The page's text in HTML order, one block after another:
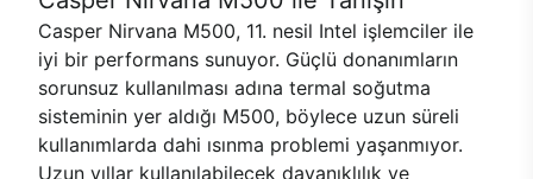
Casper Nirvana M500, 11. nesil Intel işlemciler ile
iyi bir performans sunuyor. Güçlü donanımların
sorunsuz kullanılması adına termal soğutma
sisteminin yer aldığı M500, böylece uzun süreli
kullanımlarda dahi ısınma problemi yaşanmıyor.
Uzun yıllar kullanılabilecek dayanıklılık ve